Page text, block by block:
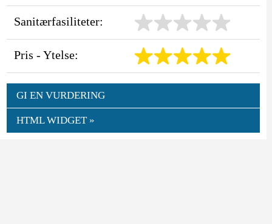
Sanitærfasiliteter:
Pris - Ytelse:
GI EN VURDERING
HTML WIDGET »